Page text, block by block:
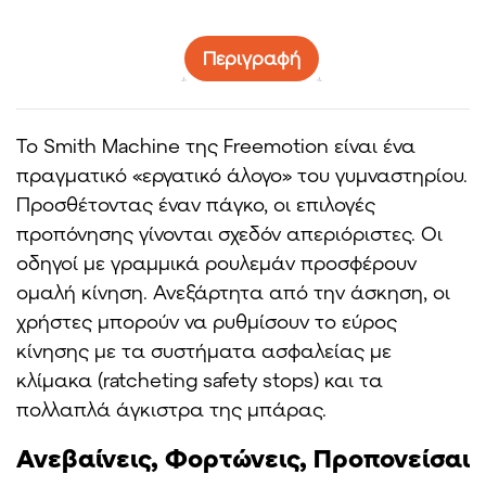
Περιγραφή
Το Smith Machine της Freemotion είναι ένα
πραγματικό «εργατικό άλογο» του γυμναστηρίου.
Προσθέτοντας έναν πάγκο, οι επιλογές
προπόνησης γίνονται σχεδόν απεριόριστες. Οι
οδηγοί με γραμμικά ρουλεμάν προσφέρουν
ομαλή κίνηση. Ανεξάρτητα από την άσκηση, οι
χρήστες μπορούν να ρυθμίσουν το εύρος
κίνησης με τα συστήματα ασφαλείας με
κλίμακα (ratcheting safety stops) και τα
πολλαπλά άγκιστρα της μπάρας.
Ανεβαίνεις, Φορτώνεις, Προπονείσαι